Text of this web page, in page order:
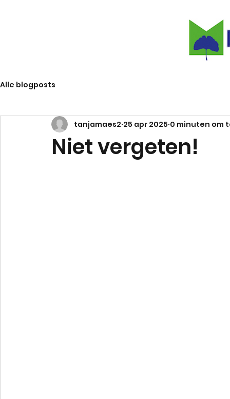
Alle blogposts
Niet vergeten!
tanjamaes2 25 apr 2025 0 minuten om